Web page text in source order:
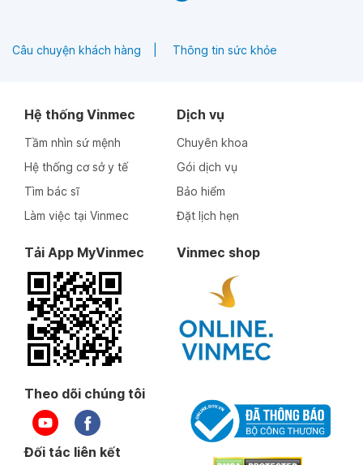
Câu chuyện khách hàng Thông tin sức khỏe
Hệ thống Vinmec
Tầm nhìn sứ mệnh
Hệ thống cơ sở y tế
Tìm bác sĩ
Làm việc tại Vinmec
Dịch vụ
Chuyên khoa
Gói dịch vụ
Bảo hiểm
Đặt lịch hẹn
Tải App MyVinmec Vinmec shop
Theo dõi chúng tôi
Đối tác liên kết